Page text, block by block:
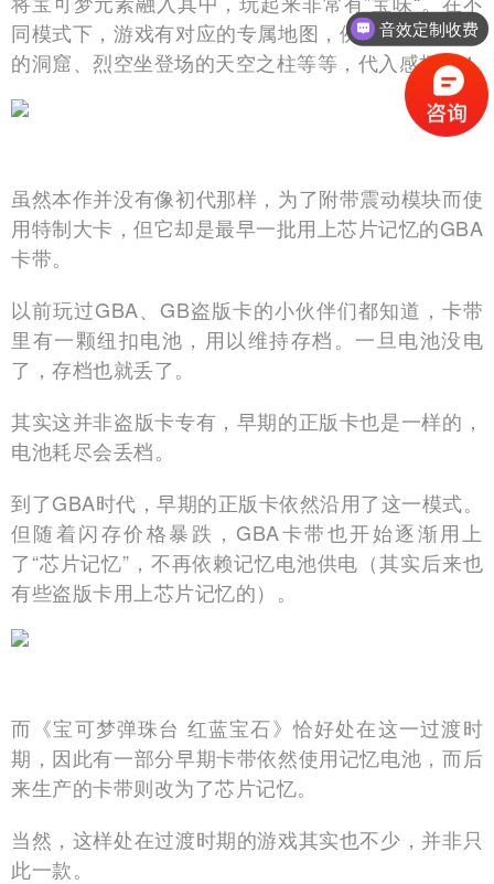
同模式下，游戏有对应的专属地图，例如火山和海洋
的洞窟、烈空坐登场的天空之柱等等，代入感极强！
虽然本作并没有像初代那样，为了附带震动模块而使
用特制大卡，但它却是最早一批用上芯片记忆的GBA
卡带。
以前玩过GBA、GB盗版卡的小伙伴们都知道，卡带
里有一颗纽扣电池，用以维持存档。一旦电池没电
了，存档也就丢了。
其实这并非盗版卡专有，早期的正版卡也是一样的，
电池耗尽会丢档。
到了GBA时代，早期的正版卡依然沿用了这一模式。
但随着闪存价格暴跌，GBA卡带也开始逐渐用上
了“芯片记忆”，不再依赖记忆电池供电（其实后来也
有些盗版卡用上芯片记忆的）。
而《宝可梦弹珠台 红蓝宝石》恰好处在这一过渡时
期，因此有一部分早期卡带依然使用记忆电池，而后
来生产的卡带则改为了芯片记忆。
当然，这样处在过渡时期的游戏其实也不少，并非只
此一款。
音效定制收费